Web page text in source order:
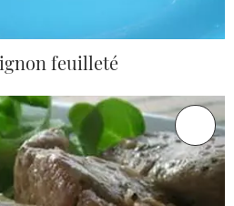
feuilleté